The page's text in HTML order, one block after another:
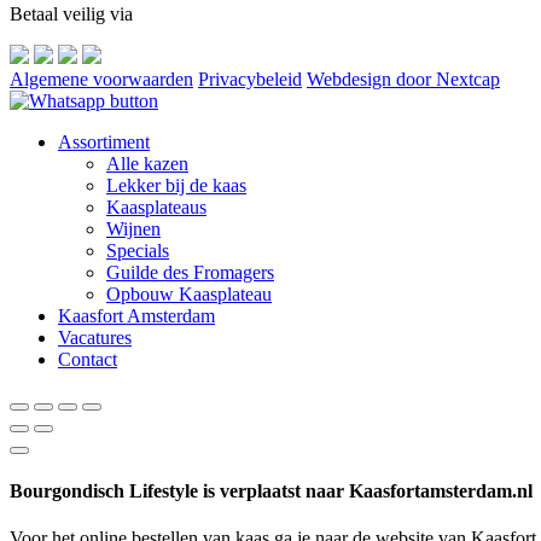
Betaal veilig via
Algemene voorwaarden Privacybeleid Webdesign door Nextcap
Assortiment
Alle kazen
Lekker bij de kaas
Kaasplateaus
Wijnen
Specials
Guilde des Fromagers
Opbouw Kaasplateau
Kaasfort Amsterdam
Vacatures
Contact
Bourgondisch Lifestyle is verplaatst naar Kaasfortamsterdam.nl